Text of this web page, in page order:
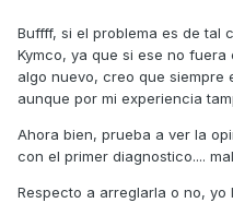
Buffff, si el problema es de tal
Kymco, ya que si ese no
algo nuevo, creo que siempre
aunque por mi experiencia
Ahora bien, prueba a ver la
con el primer diagnostico....
Respecto a arreglarla o no,